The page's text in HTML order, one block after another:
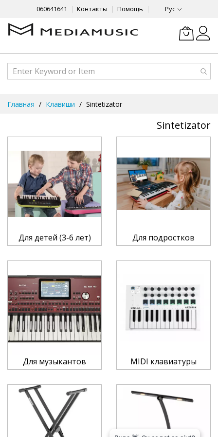
060641641 Контакты Помощь Рус
Главная Клавиши Sintetizator
Sintetizator
Для детей (3-6 лет) Для подростков
Для музыкантов MIDI клавиатуры